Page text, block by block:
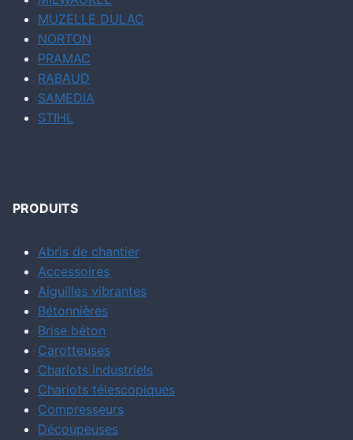
MUZELLE DULAC
NORTON
PRAMAC
RABAUD
SAMEDIA
STIHL
PRODUITS
Abris de chantier
Accessoires
Aiguilles vibrantes
Bétonnières
Brise béton
Carotteuses
Chariots industriels
Chariots télescopiques
Compresseurs
Découpeuses